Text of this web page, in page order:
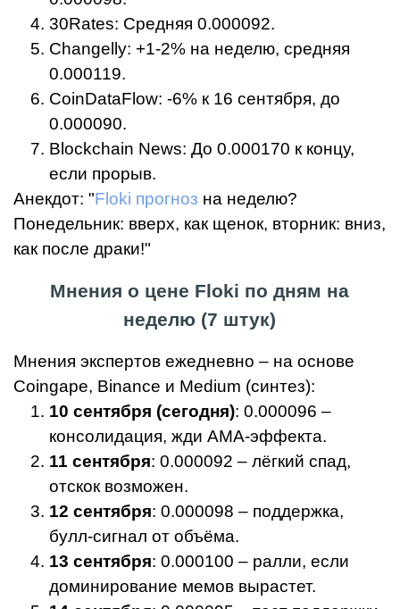
30Rates: Средняя 0.000092.
Changelly: +1-2% на неделю, средняя
0.000119.
CoinDataFlow: -6% к 16 сентября, до
0.000090.
Blockchain News: До 0.000170 к концу,
если прорыв.
Анекдот: "Floki прогноз на неделю?
Понедельник: вверх, как щенок, вторник: вниз,
как после драки!"
Мнения о цене Floki по дням на
неделю (7 штук)
Мнения экспертов ежедневно – на основе
Coingape, Binance и Medium (синтез):
10 сентября (сегодня): 0.000096 –
консолидация, жди AMA-эффекта.
11 сентября: 0.000092 – лёгкий спад,
отскок возможен.
12 сентября: 0.000098 – поддержка,
булл-сигнал от объёма.
13 сентября: 0.000100 – ралли, если
доминирование мемов вырастет.